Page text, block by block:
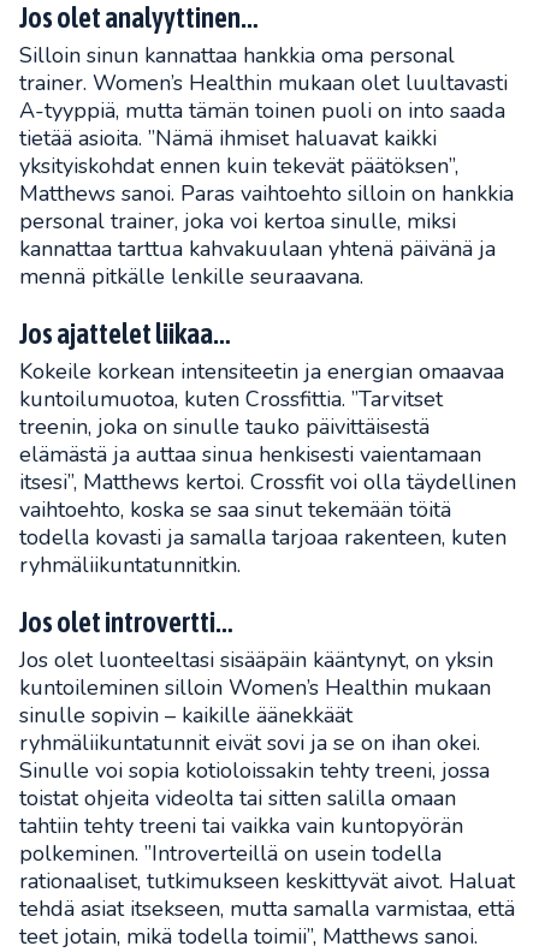
Jos olet analyyttinen…
Silloin sinun kannattaa hankkia oma personal
trainer. Women’s Healthin mukaan olet luultavasti
A-tyyppiä, mutta tämän toinen puoli on into saada
tietää asioita. ”Nämä ihmiset haluavat kaikki
yksityiskohdat ennen kuin tekevät päätöksen”,
Matthews sanoi. Paras vaihtoehto silloin on hankkia
personal trainer, joka voi kertoa sinulle, miksi
kannattaa tarttua kahvakuulaan yhtenä päivänä ja
mennä pitkälle lenkille seuraavana.
Jos ajattelet liikaa…
Kokeile korkean intensiteetin ja energian omaavaa
kuntoilumuotoa, kuten Crossfittia. ”Tarvitset
treenin, joka on sinulle tauko päivittäisestä
elämästä ja auttaa sinua henkisesti vaientamaan
itsesi”, Matthews kertoi. Crossfit voi olla täydellinen
vaihtoehto, koska se saa sinut tekemään töitä
todella kovasti ja samalla tarjoaa rakenteen, kuten
ryhmäliikuntatunnitkin.
Jos olet introvertti…
Jos olet luonteeltasi sisääpäin kääntynyt, on yksin
kuntoileminen silloin Women’s Healthin mukaan
sinulle sopivin – kaikille äänekkäät
ryhmäliikuntatunnit eivät sovi ja se on ihan okei.
Sinulle voi sopia kotioloissakin tehty treeni, jossa
toistat ohjeita videolta tai sitten salilla omaan
tahtiin tehty treeni tai vaikka vain kuntopyörän
polkeminen. ”Introverteillä on usein todella
rationaaliset, tutkimukseen keskittyvät aivot. Haluat
tehdä asiat itsekseen, mutta samalla varmistaa, että
teet jotain, mikä todella toimii”, Matthews sanoi.